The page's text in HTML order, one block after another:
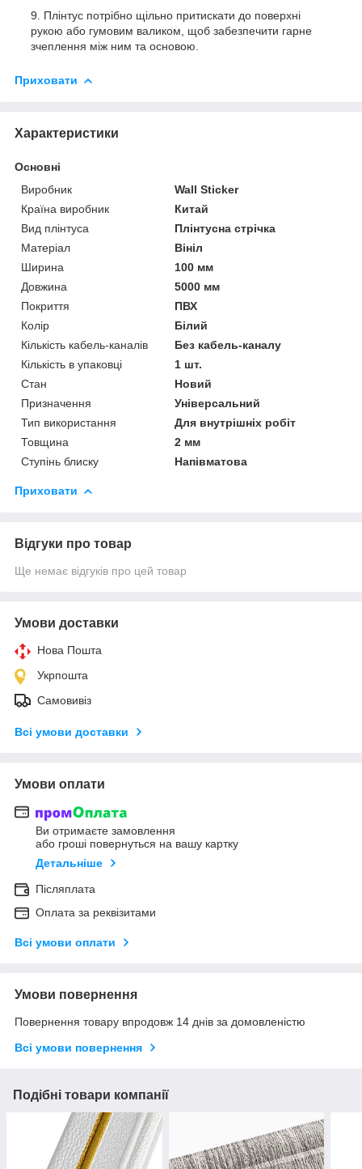
Плінтус потрібно щільно притискати до поверхні
рукою або гумовим валиком, щоб забезпечити гарне
зчеплення між ним та основою.
Приховати
Характеристики
Основні
Виробник
Wall Sticker
Країна виробник
Китай
Вид плінтуса
Плінтусна стрічка
Матеріал
Вініл
Ширина
100 мм
Довжина
5000 мм
Покриття
ПВХ
Колір
Білий
Кількість кабель-каналів
Без кабель-каналу
Кількість в упаковці
1 шт.
Стан
Новий
Призначення
Універсальний
Тип використання
Для внутрішніх робіт
Товщина
2 мм
Ступінь блиску
Напівматова
Приховати
Відгуки про товар
Ще немає відгуків про цей товар
Умови доставки
Нова Пошта
Укрпошта
Самовивіз
Всі умови доставки
Умови оплати
Ви отримаєте замовлення
або гроші повернуться на вашу картку
Детальніше
Післяплата
Оплата за реквізитами
Всі умови оплати
Умови повернення
Повернення товару впродовж 14 днів за домовленістю
Всі умови повернення
Подібні товари компанії